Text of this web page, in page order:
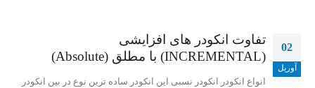
02
آوریل
تفاوت انکودر های افزایشی
(INCREMENTAL) با مطلق (Absolute)
انواع انکودر انکودر نسبی این انکودر ساده ترین نوع در بین انکودر